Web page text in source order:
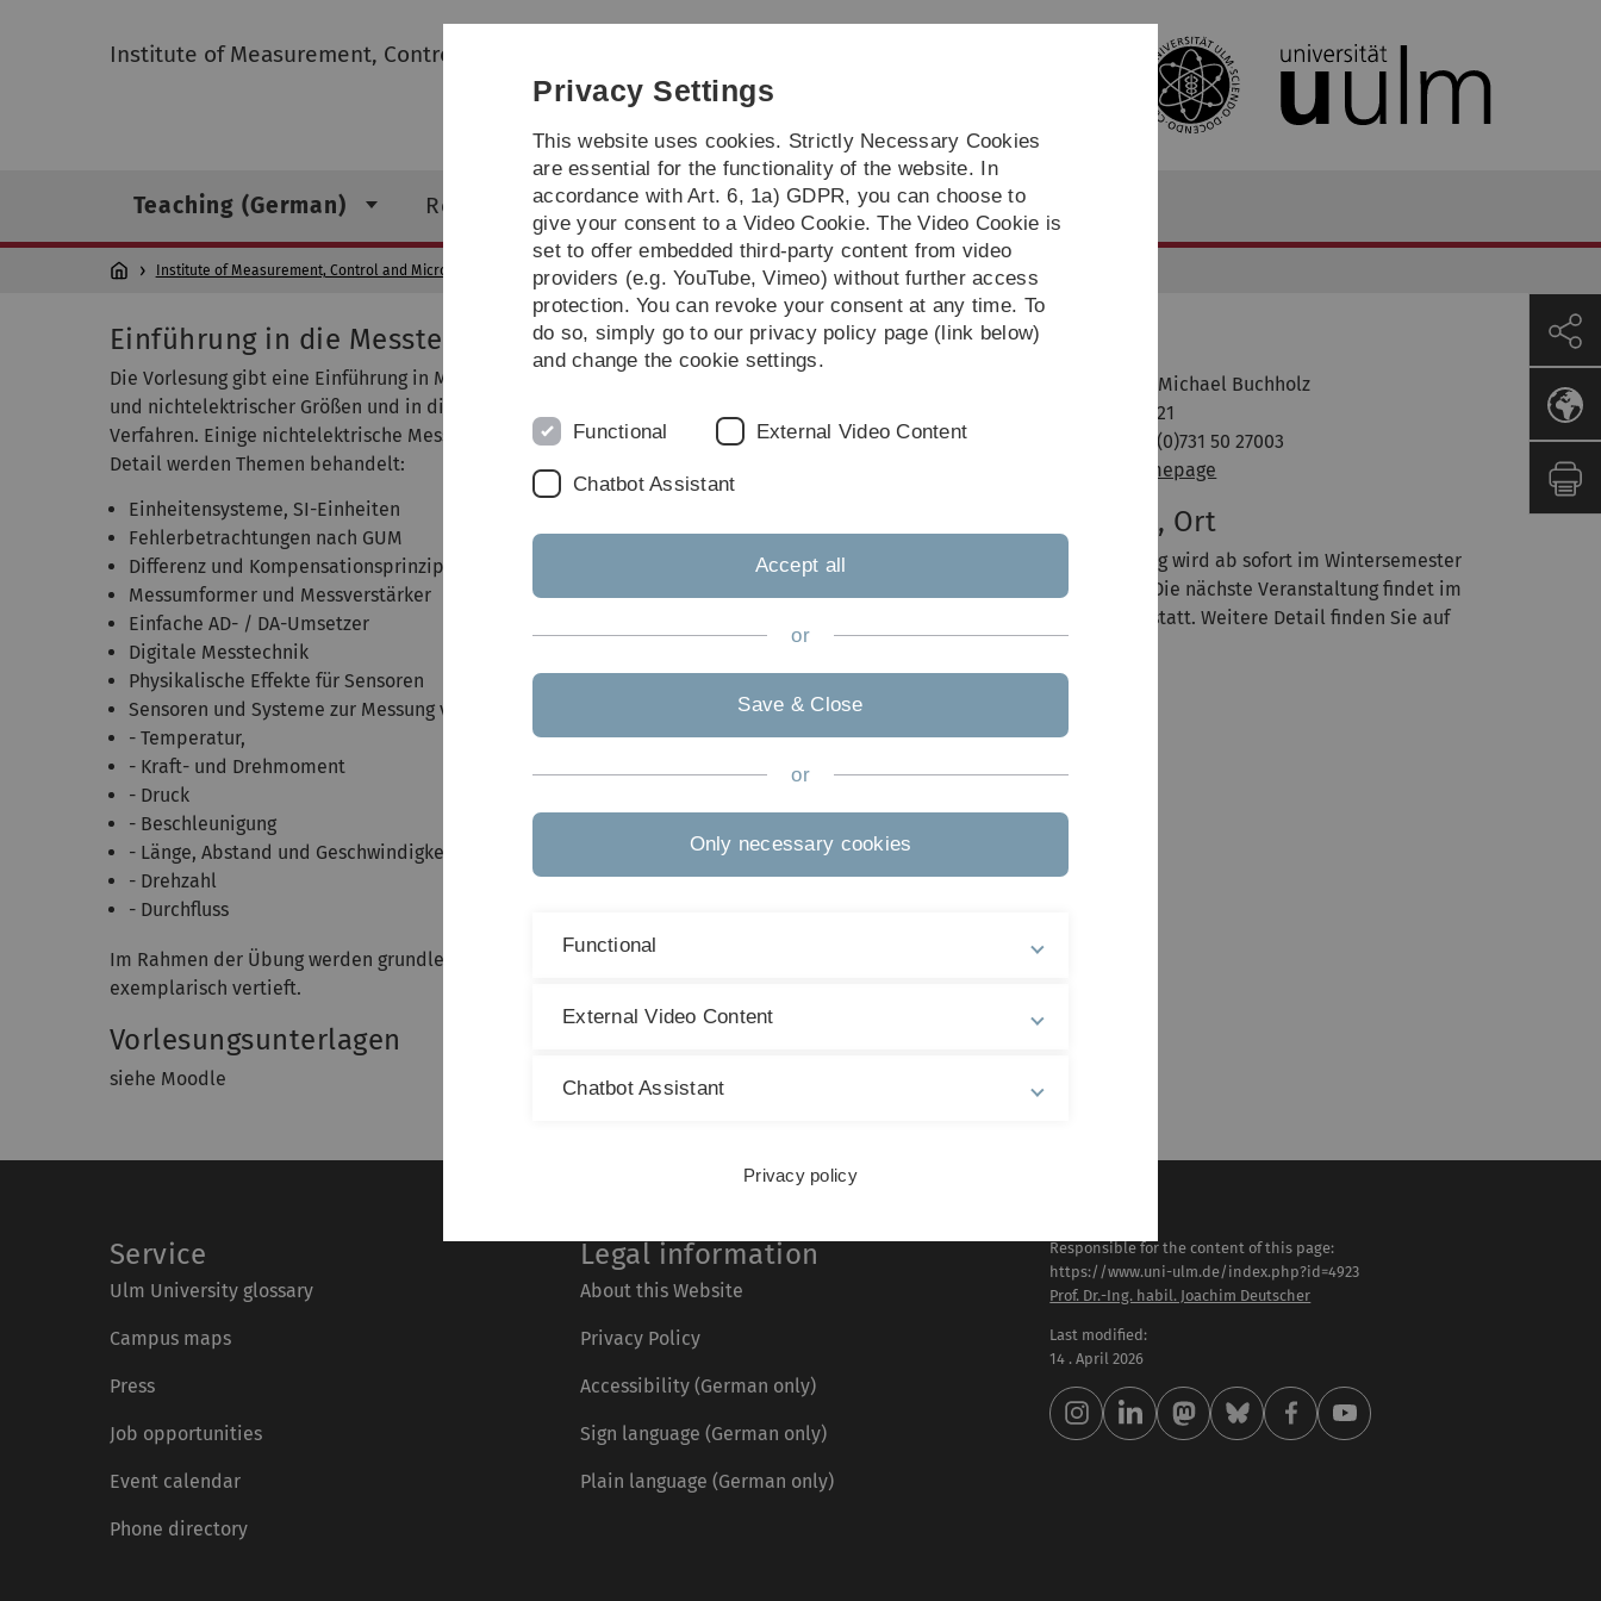
Skip
Skip
Skip
Skip
Institute of Measurement, Control and Microtechnology
Teaching (German) Research Institute Job Offers
Institute of Measurement, Control and Microtechnology Teaching (German) Vorlesungen (Wintersemester) Einführung in die Messtechnik
Einführung in die Messtechnik
Die Vorlesung gibt eine Einführung in Methoden der elektrischen Messtechnik zur Messung elektrischer
und nichtelektrischer Größen und in die zur Durchführung von Messungen üblichen Komponenten und
Verfahren. Einige nichtelektrische Messgrößen werden hierbei exemplarisch vertiefend behandelt. Im
Detail werden Themen behandelt:
Einheitensysteme, SI-Einheiten
Fehlerbetrachtungen nach GUM
Differenz und Kompensationsprinzip in der Messtechnik
Messumformer und Messverstärker
Einfache AD- / DA-Umsetzer
Digitale Messtechnik
Physikalische Effekte für Sensoren
Sensoren und Systeme zur Messung von
- Temperatur,
- Kraft- und Drehmoment
- Druck
- Beschleunigung
- Länge, Abstand und Geschwindigkeit
- Drehzahl
- Durchfluss
Im Rahmen der Übung werden grundlegende Verfahren in oben genannten Themenschwerpunkten
exemplarisch vertieft.
Vorlesungsunterlagen
siehe Moodle
Prof. Dr.-Ing. Michael Buchholz
Raum: 41.2.221
Telefon: +49 (0)731 50 27003
Homepage
Termine, Ort
Die Vorlesung wird ab sofort im Wintersemester
angeboten. Die nächste Veranstaltung findet im
WiSe 24/25 statt. Weitere Detail finden Sie auf
Service
Ulm University glossary
Campus maps
Press
Job opportunities
Event calendar
Phone directory
Legal information
About this Website
Privacy Policy
Accessibility (German only)
Sign language (German only)
Plain language (German only)
Responsible for the content of this page:
https://www.uni-ulm.de/index.php?id=4923
Prof. Dr.-Ing. habil. Joachim Deutscher
Last modified:
14 . April 2026
Privacy Settings
This website uses cookies. Strictly Necessary Cookies
are essential for the functionality of the website. In
accordance with Art. 6, 1a) GDPR, you can choose to
give your consent to a Video Cookie. The Video Cookie is
set to offer embedded third-party content from video
providers (e.g. YouTube, Vimeo) without further access
protection. You can revoke your consent at any time. To
do so, simply go to our privacy policy page (link below)
and change the cookie settings.
Functional External Video Content
Chatbot Assistant
Accept all
or
Save & Close
or
Only necessary cookies
Functional
External Video Content
Chatbot Assistant
Privacy policy